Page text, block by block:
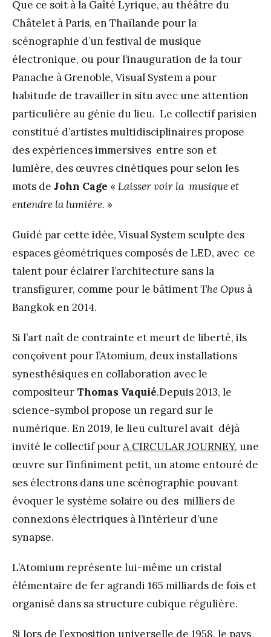
Que ce soit à la Gaîté Lyrique, au théâtre du
Châtelet à Paris, en Thaïlande pour la
scénographie d’un festival de musique
électronique, ou pour l’inauguration de la tour
Panache à Grenoble, Visual System a pour
habitude de travailler in situ avec une attention
particulière au génie du lieu. Le collectif parisien
constitué d’artistes multidisciplinaires propose
des expériences immersives entre son et
lumière, des œuvres cinétiques pour selon les
mots de John Cage « Laisser voir la musique et
entendre la lumière. »
Guidé par cette idée, Visual System sculpte des
espaces géométriques composés de LED, avec ce
talent pour éclairer l’architecture sans la
transfigurer, comme pour le bâtimentThe Opus à
Bangkok en 2014.
Si l’art naît de contrainte et meurt de liberté, ils
conçoivent pour l’Atomium, deux installations
synesthésiques en collaboration avec le
compositeurThomas Vaquié.Depuis 2013, le
science-symbol propose un regard sur le
numérique. En 2019, le lieu culturel avait déjà
invité le collectif pourA CIRCULAR JOURNEY, une
œuvre sur l’infiniment petit, un atome entouré de
ses électrons dans une scénographie pouvant
évoquer le système solaire ou des milliers de
connexions électriques à l’intérieur d’une
synapse.
L’Atomium représente lui-même un cristal
élémentaire de fer agrandi 165 milliards de fois et
organisé dans sa structure cubique régulière.
Si lors de l’exposition universelle de 1958, le pays